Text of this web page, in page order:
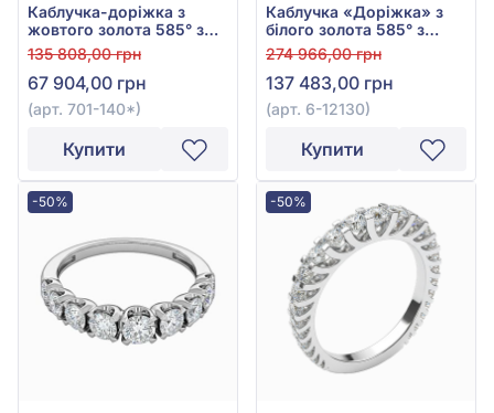
Каблучка-доріжка з
жовтого золота 585° з
діамантами 0,31ct, арт.
701-140*
135 808,00 грн
67 904,00 грн
(арт. 701-140*)
Купити
Каблучка «Доріжка» з
білого золота 585° з
діамантами 1,56ct, арт.
6-12130
274 966,00 грн
137 483,00 грн
(арт. 6-12130)
Купити
-50% -50%